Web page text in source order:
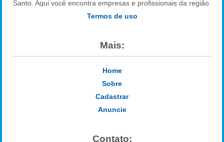
Santo. Aqui você encontra empresas e profissionais da região.
Termos de uso
Mais:
Home
Sobre
Cadastrar
Anuncie
Contato: